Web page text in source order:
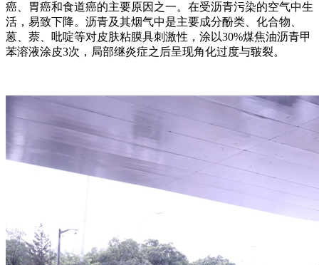
癌、胃癌和食道癌的主要原因之一。在受沥青污染的空气中生
活，易致下降。沥青及其烟气中是主要成分酚类、化合物、
蒽、萘、吡啶等对皮肤粘膜具刺激性，涂以30%煤焦油沥青甲
苯溶液涂皮3次，局部继炎症之后呈现角化过度与皲裂。